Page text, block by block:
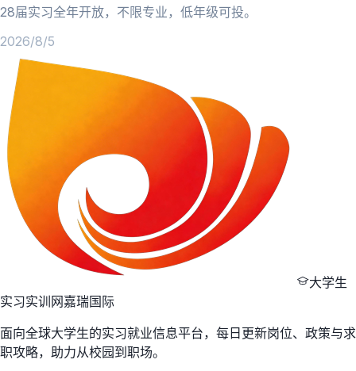
28届实习全年开放，不限专业，低年级可投。
2026/8/5
大学生
实习实训网嘉瑞国际
面向全球大学生的实习就业信息平台，每日更新岗位、政策与求
职攻略，助力从校园到职场。